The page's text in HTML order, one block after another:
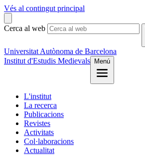
Vés al contingut principal
Cerca al web
Universitat Autònoma de Barcelona
Institut d'Estudis Medievals
Menú
L'institut
La recerca
Publicacions
Revistes
Activitats
Col·laboracions
Actualitat